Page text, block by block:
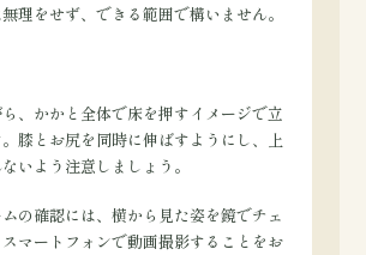
理をせず、できる範囲で構いません。
、かかと全体で床を押すイメージで立
膝とお尻を同時に伸ばすようにし、上
いよう注意しましょう。
の確認には、横から見た姿を鏡でチェ
マートフォンで動画撮影することをお